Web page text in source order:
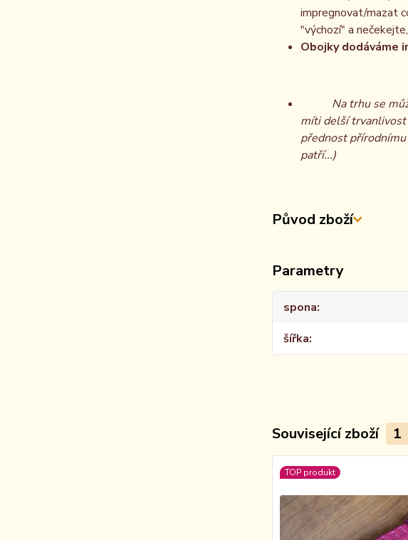
impregnovat/mazat
"výchozí" a
Obojky dodáváme
Na trhu se
míti delší trvanlivost
přednost
patří...)
Původ zboží
Parametry
spona
šířka
Související zboží 1
TOP produkt